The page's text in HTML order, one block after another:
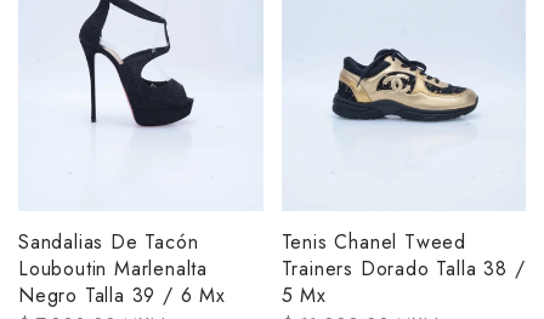
Sandalias De Tacón
Louboutin Marlenalta
Negro Talla 39 / 6 Mx
Tenis Chanel Tweed
Trainers Dorado Talla 38 /
5 Mx